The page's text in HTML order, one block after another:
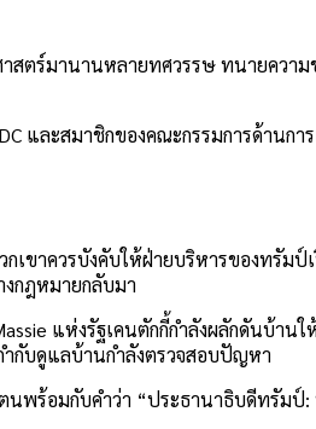
ร์มานานหลายทศวรรษ ทนายความ
ละสมาชิกของคณะกรรมการด้านกา
ขาควรบังคับให้ฝ่ายบริหารของทรัม
กฎหมายกลับมา
แห่งรัฐเคนตักกี้กำลังผลักดันบ้าน
ำกับดูแลบ้านกำลังตรวจสอบปัญหา
ร้อมกับคำว่า “ประธานาธิบดีทรัม